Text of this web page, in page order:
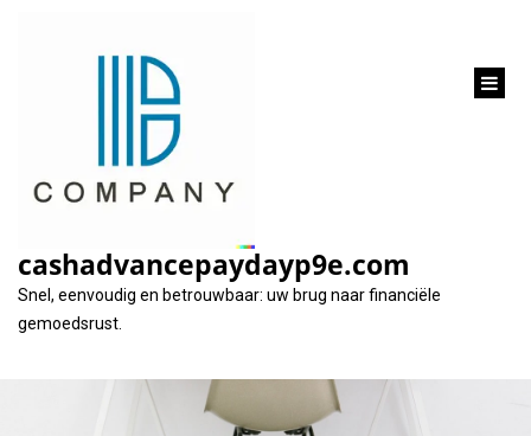
cashadvancepaydayp9e.com
Snel, eenvoudig en betrouwbaar: uw brug naar financiële
gemoedsrust.
Snelle Financiële
Oplossing: Lening op
Korte Termijn